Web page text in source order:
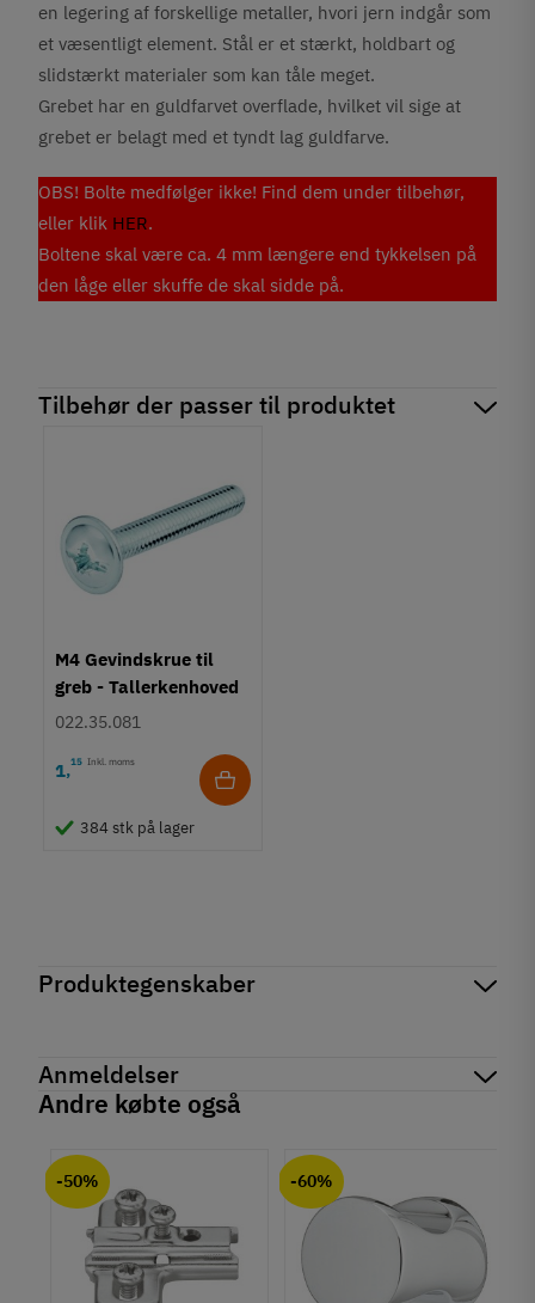
en legering af forskellige metaller, hvori jern indgår som
et væsentligt element. Stål er et stærkt, holdbart og
slidstærkt materialer som kan tåle meget.
Grebet har en guldfarvet overflade, hvilket vil sige at
grebet er belagt med et tyndt lag guldfarve.
OBS! Bolte medfølger ikke! Find dem under tilbehør,
eller klik HER.
Boltene skal være ca. 4 mm længere end tykkelsen på
den låge eller skuffe de skal sidde på.
Tilbehør der passer til produktet
M4 Gevindskrue til
greb - Tallerkenhoved
- Krydskærv
022.35.081
1,15 Inkl. moms
384 stk på lager
Produktegenskaber
Produktinformation
Farve
Guld
Montering
M4 bolt
Anmeldelser
Andre købte også
-50% -60%